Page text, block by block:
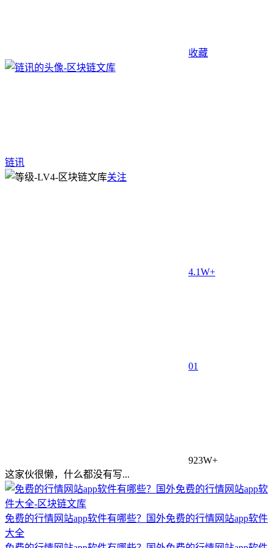
收藏
链讯
关注
4.1W+
01
923W+
这家伙很懒，什么都没有写...
免费的行情网站app软件有哪些？国外免费的行情网站app软件
大全